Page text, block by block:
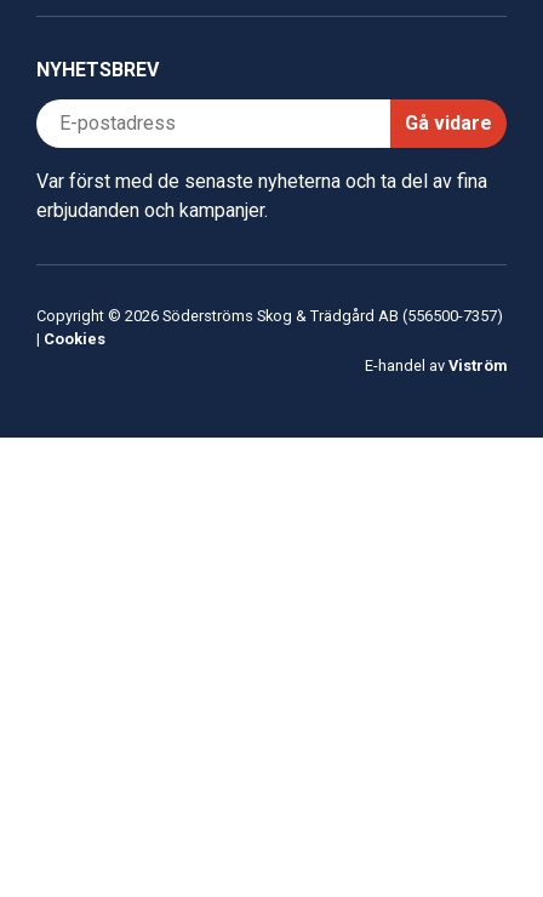
NYHETSBREV
Gå vidare
Var först med de senaste nyheterna och ta del av fina
erbjudanden och kampanjer.
Copyright © 2026 Söderströms Skog & Trädgård AB (556500-7357)
| Cookies
E-handel av Viström